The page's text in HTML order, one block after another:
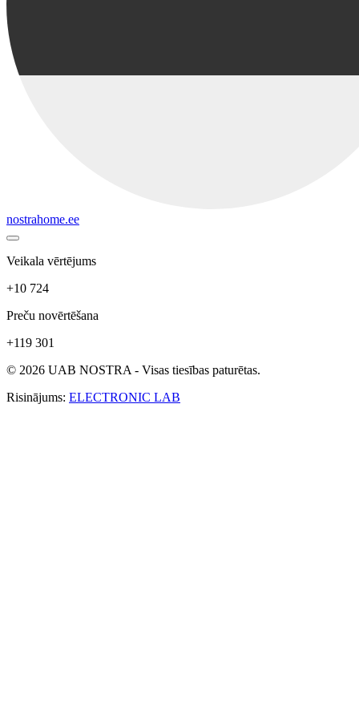
nostrahome.ee
Veikala vērtējums
+10 724
Preču novērtēšana
+119 301
© 2026 UAB NOSTRA - Visas tiesības paturētas.
Risinājums: ELECTRONIC LAB